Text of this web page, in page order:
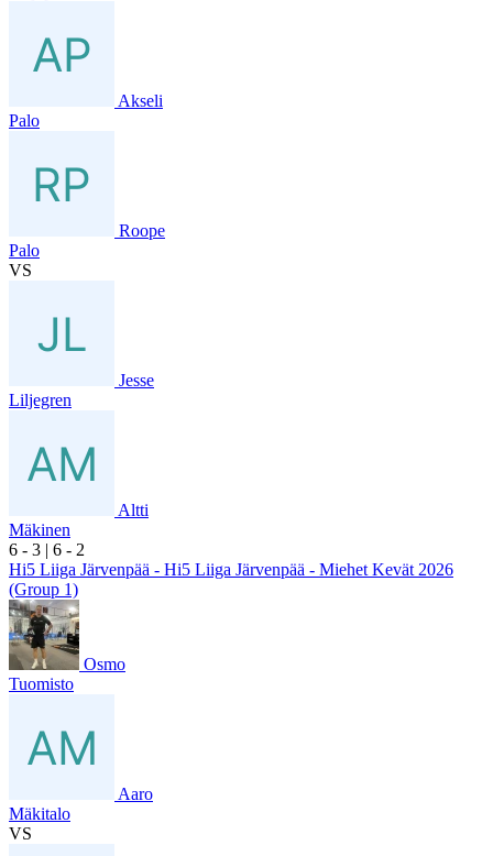
Akseli
Palo
Roope
Palo
VS
Jesse
Liljegren
Altti
Mäkinen
6 - 3 | 6 - 2
Hi5 Liiga Järvenpää - Hi5 Liiga Järvenpää - Miehet Kevät 2026
(Group 1)
Osmo
Tuomisto
Aaro
Mäkitalo
VS